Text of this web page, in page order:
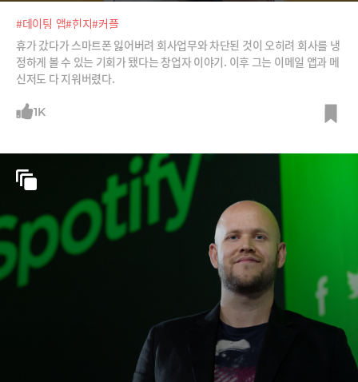
#데이팅 앱#힌지#커플
휴가 갔다가 스마트폰 잃어버려 회사업무와 차단된 것이 오히려 회사를 냉
정하게 볼 수 있는 기회가 됐다는 창업자 이야기. 이후 그는 이메일 앱과 메
신저도 다 지워버렸다.
1K